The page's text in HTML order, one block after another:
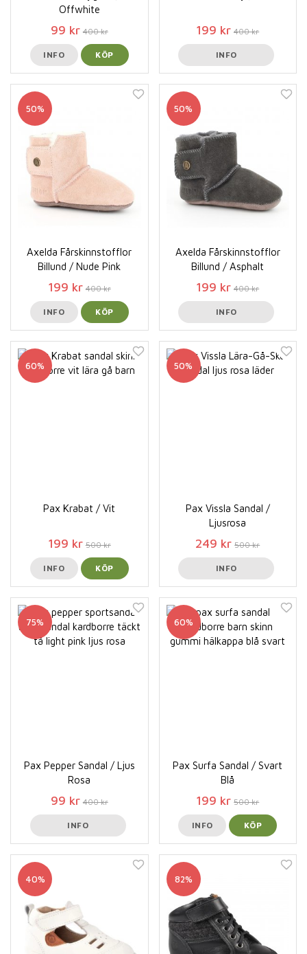
Offwhite
99 kr 400 kr
INFO KÖP
199 kr 400 kr
INFO
50%
Axelda Fårskinnstofflor
Billund / Nude Pink
199 kr 400 kr
INFO KÖP
50%
Axelda Fårskinnstofflor
Billund / Asphalt
199 kr 400 kr
INFO
60%
Pax Krabat / Vit
199 kr 500 kr
INFO KÖP
50%
Pax Vissla Sandal /
Ljusrosa
249 kr 500 kr
INFO
75%
Pax Pepper Sandal / Ljus
Rosa
99 kr 400 kr
INFO
60%
Pax Surfa Sandal / Svart
Blå
199 kr 500 kr
INFO KÖP
40% 82%